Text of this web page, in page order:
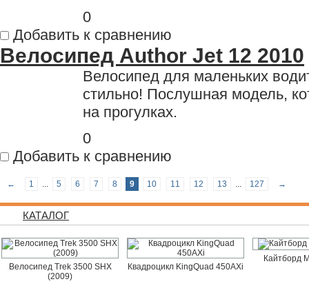
0
Добавить к сравнению
Велосипед Author Jet 12 2010
Велосипед для маленьких
стильно! Послушная модель,
на прогулках.
0
Добавить к сравнению
← 1 ... 5 6 7 8 9 10 11 12 13 ... 127 →
КАТАЛОГ
Велосипед Trek 3500 SHX
(2009)
Квадроцикл KingQuad 450AXi
Кайтборд